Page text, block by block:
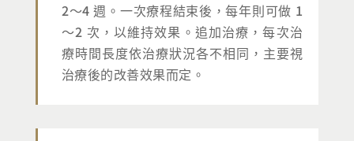
2～4 週。一次療程結束後，每年則可做 1
～2 次，以維持效果。追加治療，每次治
療時間長度依治療狀況各不相同，主要視
治療後的改善效果而定。